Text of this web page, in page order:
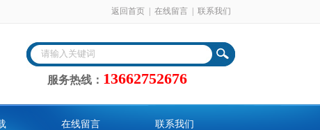
返回首页 在线留言 联系我们
服务热线： 13662752676
在线留言 联系我们